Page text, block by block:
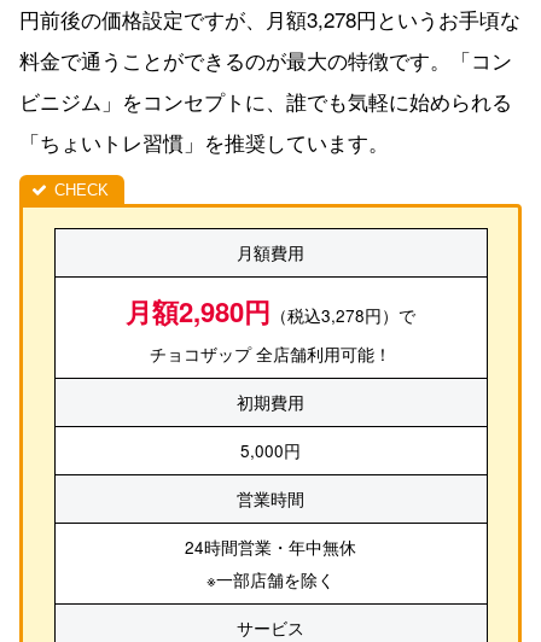
円前後の価格設定ですが、月額3,278円というお手頃な
料金で通うことができるのが最大の特徴です。「コン
ビニジム」をコンセプトに、誰でも気軽に始められる
「ちょいトレ習慣」を推奨しています。
月額費用
月額2,980円 （税込3,278円）で
チョコザップ 全店舗利用可能！
初期費用
5,000円
営業時間
24時間営業・年中無休
※一部店舗を除く
サービス